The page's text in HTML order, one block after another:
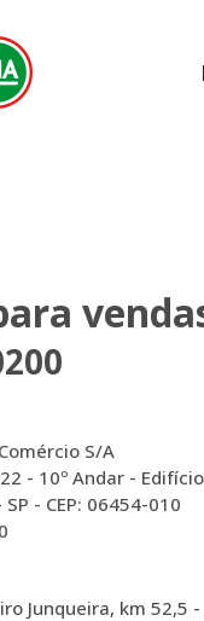
S/A
- 10º Andar -
- CEP: 06454-010
Junqueira, km 52,5